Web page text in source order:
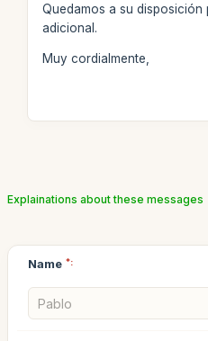
Quedamos a su
adicional.
Muy cordialmente,
Explainations about these messages
Name *: